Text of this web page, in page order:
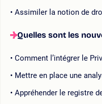
Assimiler la notion de
Quelles sont les
Comment l’intégrer le
Mettre en place une
Appréhender le registre